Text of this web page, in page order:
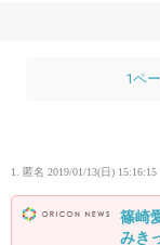
1ペ
1. 匿名 2019/01/13(日) 15:16:15
篠崎
みき